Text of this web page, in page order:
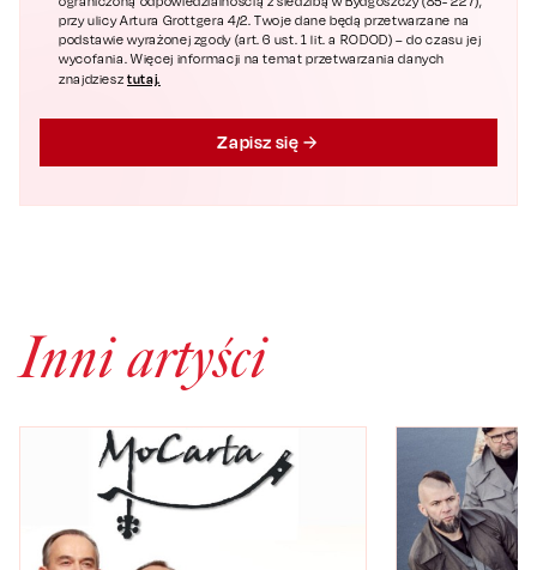
przy ulicy Artura Grottgera 4/2. Twoje dane będą przetwarzane na
podstawie wyrażonej zgody (art. 6 ust. 1 lit. a RODOD) – do czasu jej
wycofania. Więcej informacji na temat przetwarzania danych
znajdziesztutaj.
Zapisz się
Inni artyści